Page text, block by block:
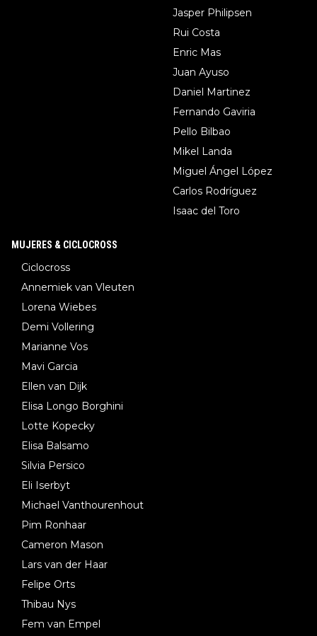
Jasper Philipsen
Rui Costa
Enric Mas
Juan Ayuso
Daniel Martinez
Fernando Gaviria
Pello Bilbao
Mikel Landa
Miguel Ángel López
Carlos Rodríguez
Isaac del Toro
MUJERES & CICLOCROSS
Ciclocross
Annemiek van Vleuten
Lorena Wiebes
Demi Vollering
Marianne Vos
Mavi Garcia
Ellen van Dijk
Elisa Longo Borghini
Lotte Kopecky
Elisa Balsamo
Silvia Persico
Eli Iserbyt
Michael Vanthourenhout
Pim Ronhaar
Cameron Mason
Lars van der Haar
Felipe Orts
Thibau Nys
Fem van Empel